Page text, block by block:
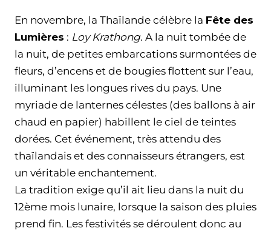
En novembre, la Thaïlande célèbre la Fête des
Lumières : Loy Krathong. A la nuit tombée de
la nuit, de petites embarcations surmontées de
fleurs, d’encens et de bougies flottent sur l’eau,
illuminant les longues rives du pays. Une
myriade de lanternes célestes (des ballons à air
chaud en papier) habillent le ciel de teintes
dorées. Cet événement, très attendu des
thaïlandais et des connaisseurs étrangers, est
un véritable enchantement.
La tradition exige qu’il ait lieu dans la nuit du
12ème mois lunaire, lorsque la saison des pluies
prend fin. Les festivités se déroulent donc au